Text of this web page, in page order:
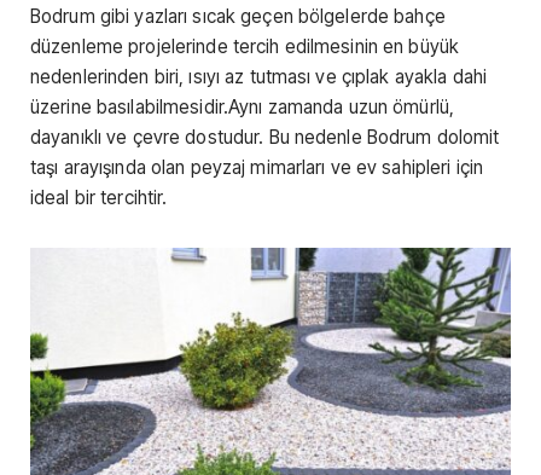
Bodrum gibi yazları sıcak geçen bölgelerde bahçe
düzenleme projelerinde tercih edilmesinin en büyük
nedenlerinden biri, ısıyı az tutması ve çıplak ayakla dahi
üzerine basılabilmesidir.Aynı zamanda uzun ömürlü,
dayanıklı ve çevre dostudur. Bu nedenle Bodrum dolomit
taşı arayışında olan peyzaj mimarları ve ev sahipleri için
ideal bir tercihtir.